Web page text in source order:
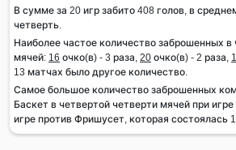
В сумме за 20 игр забито 408 голов, в
четверть.
Наиболее частое количество заброшенных в
мячей: 16 очко(в) - 3 раза, 20 очко(в) - 2 раза,
13 матчах было другое количество.
Самое большое количество заброшенных
Баскет в четвертой четверти мячей при
игре против Фришусет, которая состоялась